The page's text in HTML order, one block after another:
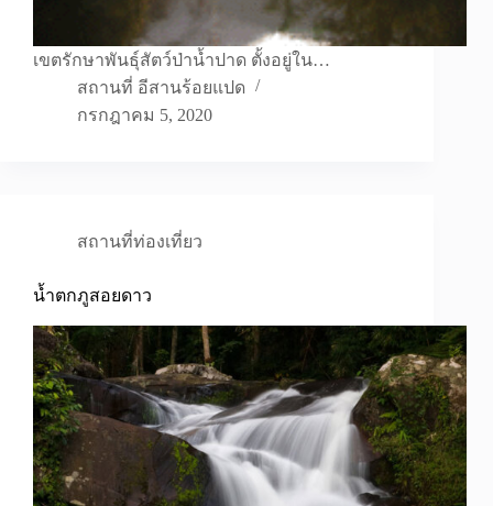
เขตรักษาพันธุ์สัตว์ป่าน้ำปาด ตั้งอยู่ใน…
สถานที่ อีสานร้อยแปด
กรกฎาคม 5, 2020
สถานที่ท่องเที่ยว
น้ำตกภูสอยดาว